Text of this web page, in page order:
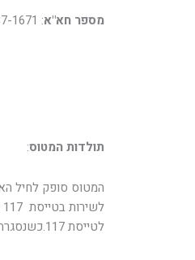
מספר חא"א: 87-1671
תולדות המטוס:
לטייסת 117.כשנסגרה הטייסת, הועבר לטייסת 115 בבסיס עובדה ושימש לביום אויב.